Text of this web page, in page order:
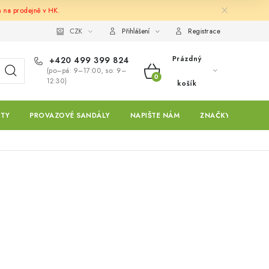
na prodejně v HK.
CZK Přihlášení Registrace
+420 499 399 824
(po–pá: 9–17:00, so: 9–
12:30)
NÁKUPNÍ
KOŠÍK
Prázdný
košík
PROVAZOVÉ SANDÁLY NAPIŠTE NÁM ZNAČKY